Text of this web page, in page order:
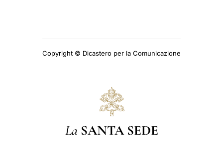
Copyright © Dicastero per la Comunicazione
La SANTA SEDE